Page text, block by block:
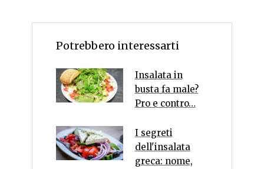
Potrebbero interessarti
Insalata in
busta fa male?
Pro e contro…
I segreti
dell'insalata
greca: nome,